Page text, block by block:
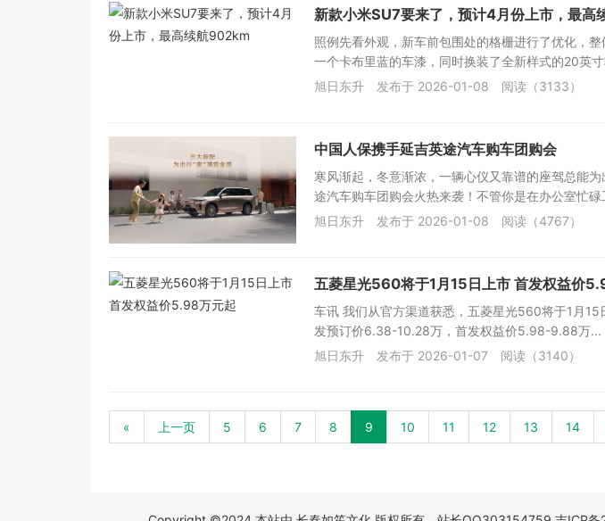
新款小米SU7要来了，预计4月份上市，最
照例先看外观，新车前包围处的格栅进行了优化，
一个卡布里蓝的车漆，同时换装了全新样式的20英
旭日东升
发布于 2026-01-08 阅读（3133）
中国人保携手延吉英途汽车购车团购会
寒风渐起，冬意渐浓，一辆心仪又靠谱的座驾总能
途汽车购车团购会火热来袭！不管你是在办公室忙
旭日东升
发布于 2026-01-08 阅读（4767）
五菱星光560将于1月15日上市 首发权益价
车讯 我们从官方渠道获悉，五菱星光560将于1月
发预订价6.38-10.28万，首发权益价5.98-9.88万...
旭日东升
发布于 2026-01-07 阅读（3140）
« 上一页 5 6 7 8 9 10 11 12 13 14